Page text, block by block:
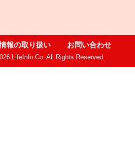
報の取り扱い お問い合わせ
LifeInfo Co. All Rights Reserved.